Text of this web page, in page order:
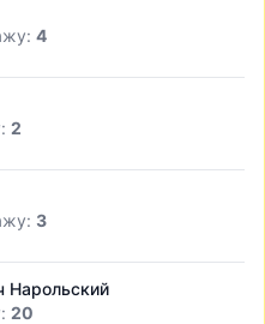
4
2
3
Нарольский
20